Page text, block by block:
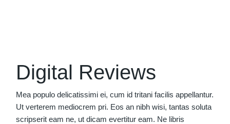
Digital Reviews
Mea populo delicatissimi ei, cum id tritani facilis appellantur.
Ut verterem mediocrem pri. Eos an nibh wisi, tantas soluta
scripserit eam ne, ut dicam evertitur eam. Ne libris